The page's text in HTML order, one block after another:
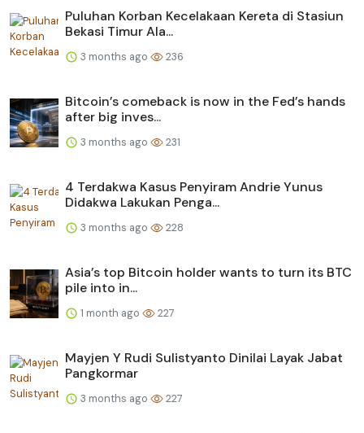
Puluhan Korban Kecelakaan Kereta di Stasiun
Bekasi Timur Ala...
3 months ago 236
Bitcoin’s comeback is now in the Fed’s hands
after big inves...
3 months ago 231
4 Terdakwa Kasus Penyiram Andrie Yunus
Didakwa Lakukan Penga...
3 months ago 228
Asia’s top Bitcoin holder wants to turn its BTC
pile into in...
1 month ago 227
Mayjen Y Rudi Sulistyanto Dinilai Layak Jabat
Pangkormar
3 months ago 227